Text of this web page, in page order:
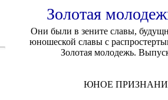
Золотая
Они были в зените славы,
юношеской славы с
Золотая молодежь.
ЮНОЕ